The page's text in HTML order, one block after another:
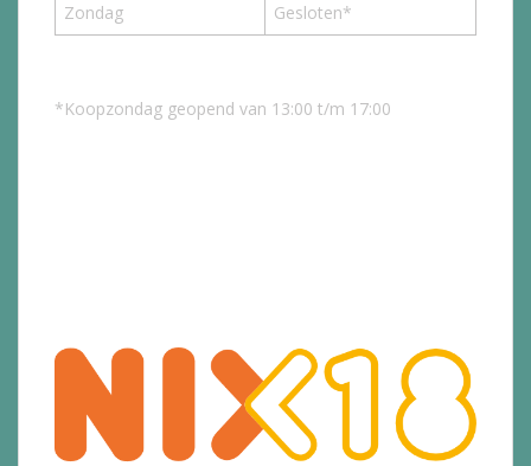
Zondag
Gesloten*
*Koopzondag geopend van 13:00 t/m 17:00